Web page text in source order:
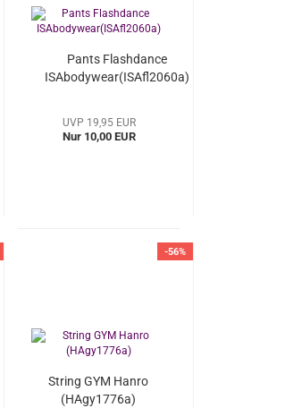
Pants Flashdance
ISAbodywear(ISAfl2060a)
UVP 19,95 EUR
Nur 10,00 EUR
-56%
String GYM Hanro
(HAgy1776a)